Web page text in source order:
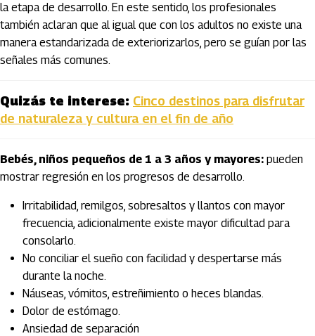
la etapa de desarrollo. En este sentido, los profesionales
también aclaran que al igual que con los adultos no existe una
manera estandarizada de exteriorizarlos, pero se guían por las
señales más comunes.
Quizás te interese: Cinco destinos para disfrutar
de naturaleza y cultura en el fin de año
Bebés, niños pequeños de 1 a 3 años y mayores: pueden
mostrar regresión en los progresos de desarrollo.
Irritabilidad, remilgos, sobresaltos y llantos con mayor
frecuencia, adicionalmente existe mayor dificultad para
consolarlo.
No conciliar el sueño con facilidad y despertarse más
durante la noche.
Náuseas, vómitos, estreñimiento o heces blandas.
Dolor de estómago.
Ansiedad de separación